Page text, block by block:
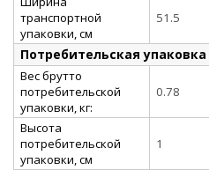
транспортной
упаковки, см
51.5
Потребительская упаковка
Вес брутто
потребительской
упаковки, кг:
0.78
Высота
потребительской
упаковки, см
1